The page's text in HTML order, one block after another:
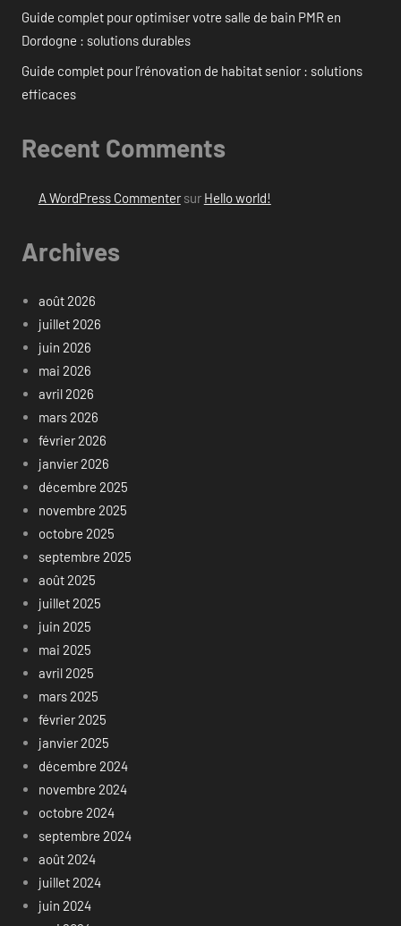
Guide complet pour optimiser votre salle de bain PMR en
Dordogne : solutions durables
Guide complet pour l’rénovation de habitat senior : solutions
efficaces
Recent Comments
A WordPress Commentersur Hello world!
Archives
août 2026
juillet 2026
juin 2026
mai 2026
avril 2026
mars 2026
février 2026
janvier 2026
décembre 2025
novembre 2025
octobre 2025
septembre 2025
août 2025
juillet 2025
juin 2025
mai 2025
avril 2025
mars 2025
février 2025
janvier 2025
décembre 2024
novembre 2024
octobre 2024
septembre 2024
août 2024
juillet 2024
juin 2024